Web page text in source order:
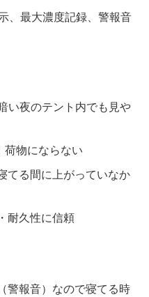
、最大濃度記録、警報音
い夜のテント内でも見や
荷物にならない
てる間に上がっていなか
耐久性に信頼
警報音）なので寝てる時